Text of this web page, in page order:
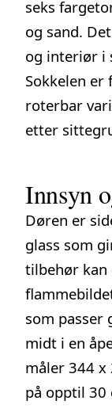
seks
og sand.
og interiør i
Sokkelen er
roterbar
etter
Innsyn
Døren er
glass som
tilbehør kan
som passer
midt i en
måler 344
på opptil 30